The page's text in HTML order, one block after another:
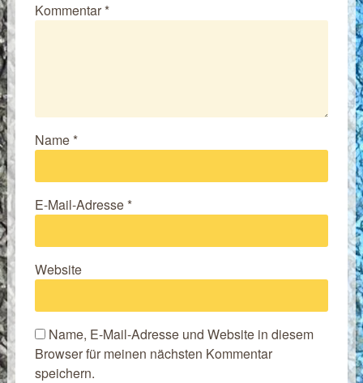
Kommentar*
Name*
E-Mail-Adresse*
Website
Name, E-Mail-Adresse und Website in diesem
Browser für meinen nächsten Kommentar
speichern.